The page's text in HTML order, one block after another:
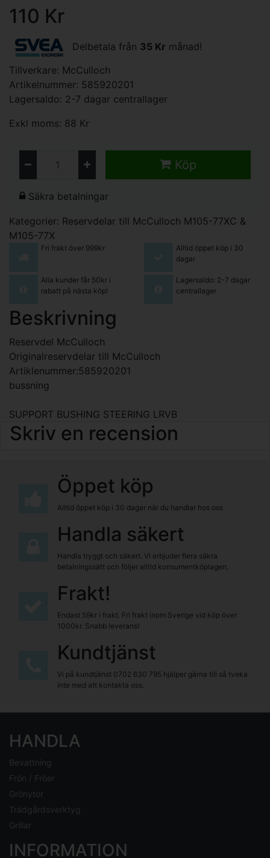
110 Kr
Delbetala från 35 Kr månad!
Tillverkare: McCulloch
Artikelnummer: 585920201
Lagersaldo: 2-7 dagar centrallager
Exkl moms: 88 Kr
Köp
Säkra betalningar
Kategorier: Reservdelar till McCulloch M105-77XC &
M105-77X
Fri frakt över 999kr
Alltid öppet köp i 30
dagar
Alla kunder får 50kr i
rabatt på nästa köp!
Lagersaldo: 2-7 dagar
centrallager
Beskrivning
Reservdel McCulloch
Originalreservdelar till McCulloch
Artiklenummer:585920201
bussning
SUPPORT BUSHING STEERING LRVB
Skriv en recension
Öppet köp
Alltid öppet köp i 30 dagar när du handlar hos oss
Handla säkert
Handla tryggt och säkert. Vi erbjuder flera säkra
betalningssätt och följer alltid konsumentköplagen.
Frakt!
Endast 59kr i frakt. Fri frakt inom Sverige vid köp över
1000kr. Snabb leverans!
Kundtjänst
Vi på kundtjänst 0702 630 795 hjälper gärna till så tveka
inte med att kontakta oss.
HANDLA
Bevattning
Frön / Fröer
Grönytor
Trädgårdsverktyg
Grillar
INFORMATION